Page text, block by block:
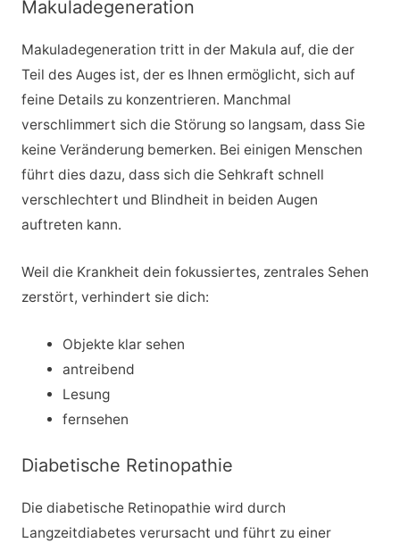
Makuladegeneration
Makuladegeneration tritt in der Makula auf, die der
Teil des Auges ist, der es Ihnen ermöglicht, sich auf
feine Details zu konzentrieren. Manchmal
verschlimmert sich die Störung so langsam, dass Sie
keine Veränderung bemerken. Bei einigen Menschen
führt dies dazu, dass sich die Sehkraft schnell
verschlechtert und Blindheit in beiden Augen
auftreten kann.
Weil die Krankheit dein fokussiertes, zentrales Sehen
zerstört, verhindert sie dich:
Objekte klar sehen
antreibend
Lesung
fernsehen
Diabetische Retinopathie
Die diabetische Retinopathie wird durch
Langzeitdiabetes verursacht und führt zu einer